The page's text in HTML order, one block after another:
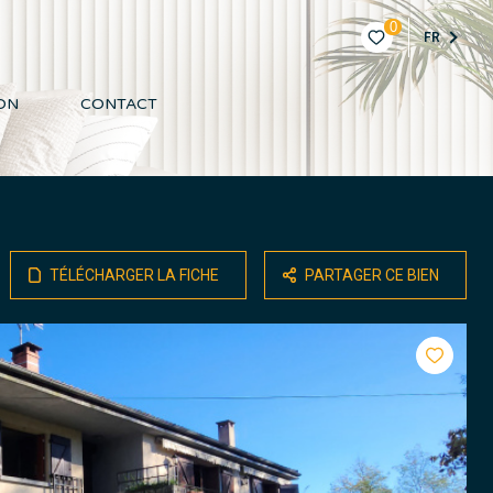
0
FR
CONTACT
TÉLÉCHARGER LA FICHE PARTAGER CE BIEN